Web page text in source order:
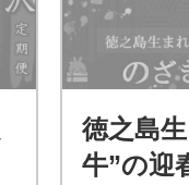
徳之島
牛”の迎